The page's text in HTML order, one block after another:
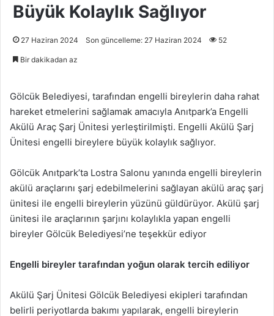
Büyük Kolaylık Sağlıyor
27 Haziran 2024 Son güncelleme: 27 Haziran 2024 52
Bir dakikadan az
Gölcük Belediyesi, tarafından engelli bireylerin daha rahat
hareket etmelerini sağlamak amacıyla Anıtpark’a Engelli
Akülü Araç Şarj Ünitesi yerleştirilmişti. Engelli Akülü Şarj
Ünitesi engelli bireylere büyük kolaylık sağlıyor.
Gölcük Anıtpark’ta Lostra Salonu yanında engelli bireylerin
akülü araçlarını şarj edebilmelerini sağlayan akülü araç şarj
ünitesi ile engelli bireylerin yüzünü güldürüyor. Akülü şarj
ünitesi ile araçlarının şarjını kolaylıkla yapan engelli
bireyler Gölcük Belediyesi’ne teşekkür ediyor
Engelli bireyler tarafından yoğun olarak tercih ediliyor
Akülü Şarj Ünitesi Gölcük Belediyesi ekipleri tarafından
belirli periyotlarda bakımı yapılarak, engelli bireylerin